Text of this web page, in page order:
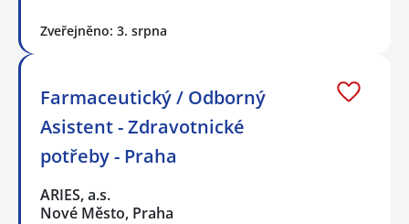
Zveřejněno: 3. srpna
Farmaceutický / Odborný
Asistent - Zdravotnické
potřeby - Praha
ARIES, a.s.
Nové Město, Praha